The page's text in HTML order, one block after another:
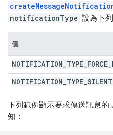
notificationType 設為下
值
NOTIFICATION TYPE FORCE
NOTIFICATION TYPE SILENT
下列範例顯示要求傳送訊息的
知：